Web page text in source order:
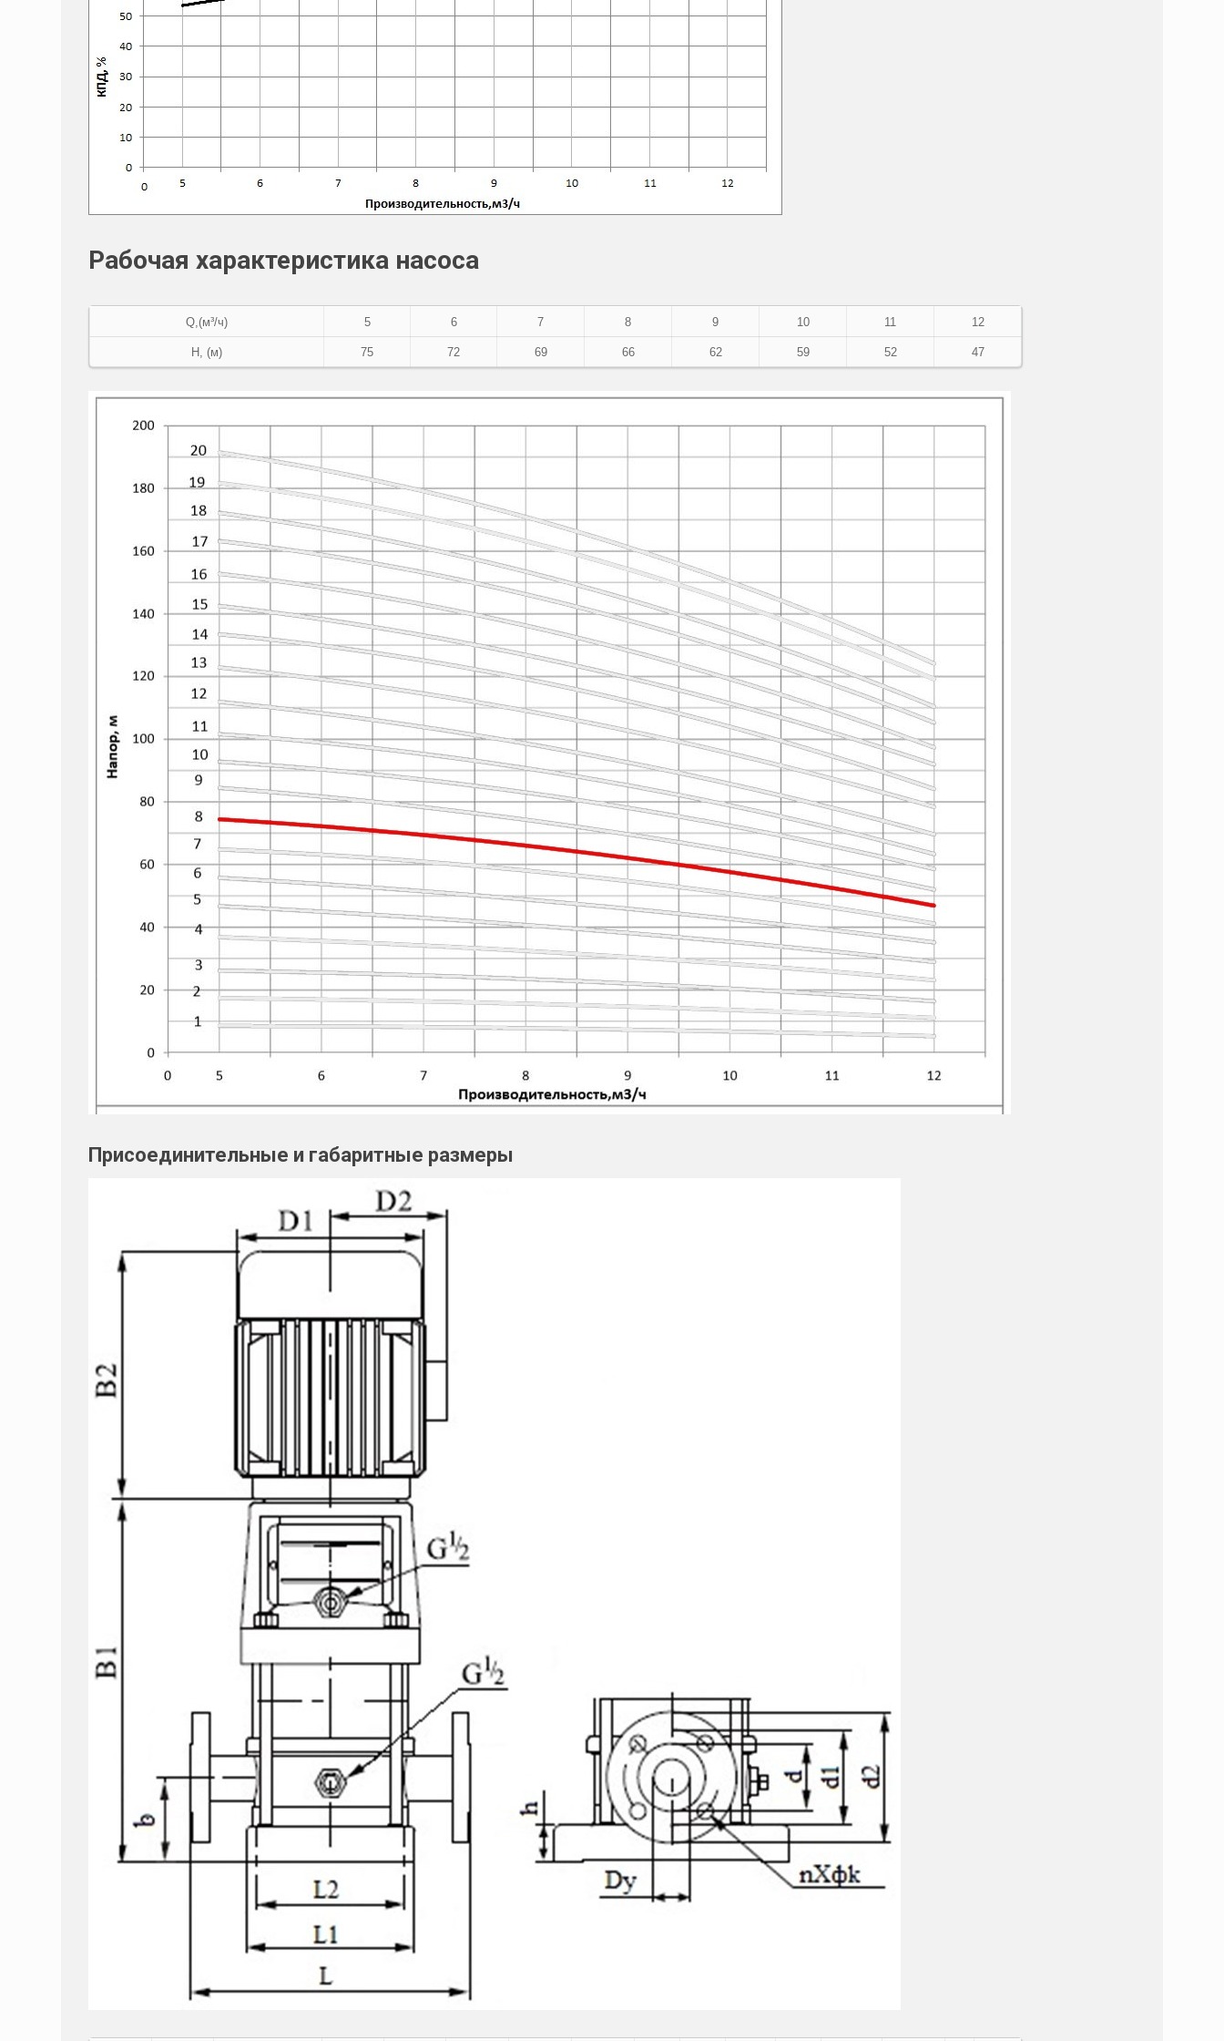
Рабочая характеристика насоса
Q,(м³/ч) 5 6 7 8 9 10 11 12
Н, (м) 75 72 69 66 62 59 52 47
Присоединительные и габаритные размеры